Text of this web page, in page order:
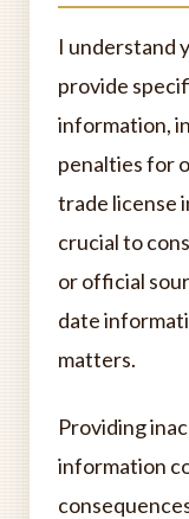
I understand
provide
information,
penalties for
trade license
crucial to
or official
date
matters.
Providing
information